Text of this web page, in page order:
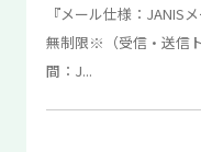
『メール仕様：JANIS
無制限※（受信・送信
間：J...